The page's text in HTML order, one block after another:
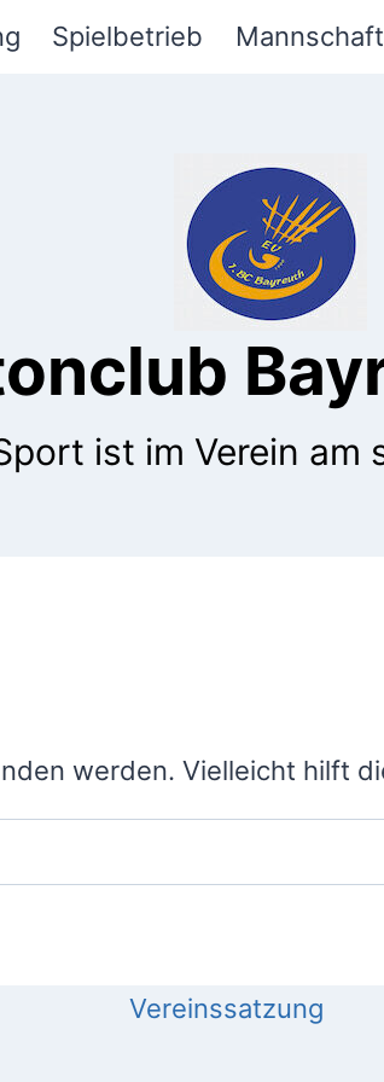
Spielbetrieb Mannschaft
ist im Verein am
werden. Vielleicht hilft
Vereinssatzung